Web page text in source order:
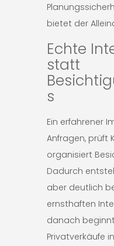
bietet der
Echte
statt
s
Ein erfahrener
Anfragen, prüft
organisiert
Dadurch
aber deutlich
ernsthaften
danach
Privatverkäufe